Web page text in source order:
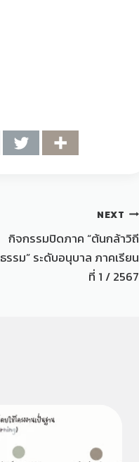
NEXT
กิจกรรมปิดภาค “ต้นกล้าวิถี
ธรรม” ระดับอนุบาล ภาคเรียน
ที่ 1 / 2567